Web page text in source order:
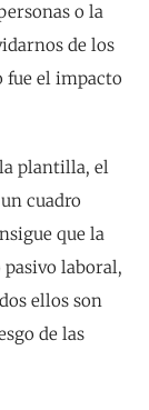
o la
de los
fue el impacto
plantilla, el
cuadro
que la
laboral,
ellos son
de las